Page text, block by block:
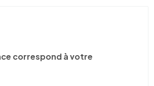
correspond à votre